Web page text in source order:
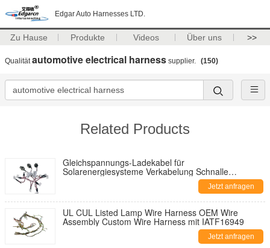
Edgar Auto Harnesses LTD.
Zu Hause Produkte Videos Über uns >>
Qualitätautomotive electrical harness supplier. (150)
Related Products
Gleichspannungs-Ladekabel für
Solarenergiesysteme Verkabelung Schnalle
Computer-Leistungskabel Draht PVC
Niedrigspannung Kupferkautschuk 500pcsJetzt anfragen
UL CUL Listed Lamp Wire Harness OEM Wire
Assembly Custom Wire Harness mit IATF16949
Jetzt anfragen